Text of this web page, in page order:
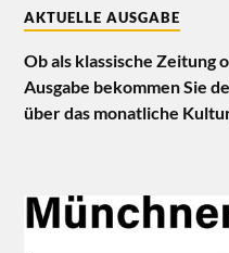
AKTUELLE AUSGABE
Ob als klassische Zeitung
Ausgabe bekommen Sie
über das monatliche